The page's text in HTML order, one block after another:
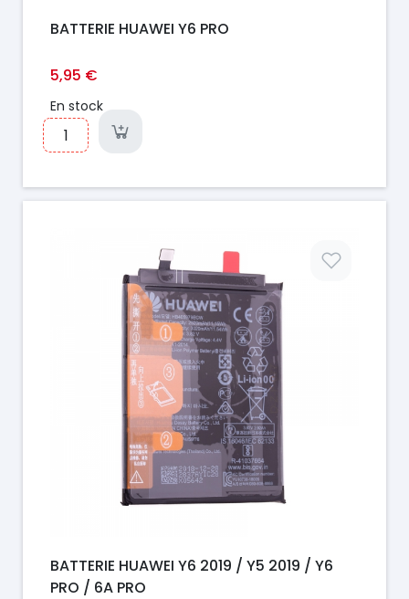
BATTERIE HUAWEI Y6 PRO
5,95 €
En stock
BATTERIE HUAWEI Y6 2019 / Y5 2019 / Y6
PRO / 6A PRO